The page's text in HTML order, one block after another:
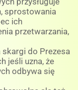
sprostowania
ich
przetwarzania,
do Prezesa
jeśli uzna, że
odbywa się